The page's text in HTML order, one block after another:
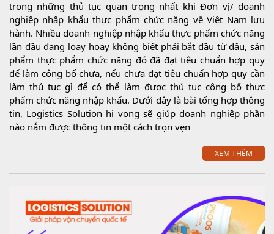
trong những thủ tục quan trọng nhất khi Đơn vị/ doanh
nghiệp nhập khẩu thực phẩm chức năng về Việt Nam lưu
hành. Nhiều doanh nghiệp nhập khẩu thực phẩm chức năng
lần đầu đang loay hoay không biết phải bắt đầu từ đâu, sản
phẩm thực phẩm chức năng đó đã đạt tiêu chuẩn hợp quy
để làm công bố chưa, nếu chưa đạt tiêu chuẩn hợp quy cần
làm thủ tục gì để có thể làm được thủ tục công bố thực
phẩm chức năng nhập khẩu. Dưới đây là bài tổng hợp thông
tin, Logistics Solution hi vọng sẽ giúp doanh nghiệp phần
nào nắm được thông tin một cách trọn vẹn
XEM THÊM